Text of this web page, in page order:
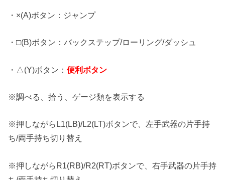
・×(A)ボタン：ジャンプ
・□(B)ボタン：バックステップ/ローリング/ダッシュ
・△(Y)ボタン：便利ボタン
※調べる、拾う、ゲージ類を表示する
※押しながらL1(LB)/L2(LT)ボタンで、左手武器の片手持
ち/両手持ち切り替え
※押しながらR1(RB)/R2(RT)ボタンで、右手武器の片手持